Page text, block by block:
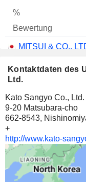
MITSUI & CO.,
H2O RETAILING
HOUSE FOODS
Kontaktdaten des
Ltd.
Kato Sangyo Co., Ltd.
9-20 Matsubara-cho
662-8543,
+
http://www.kato-